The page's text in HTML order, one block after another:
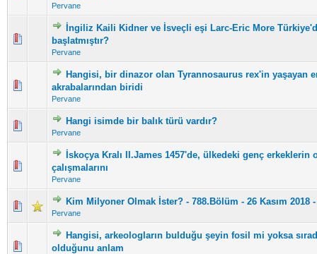
Pervane
İngiliz Kaili Kidner ve İsveçli eşi Larc-Eric More
başlatmıştır?
Pervane
5 üzerinden 0 Oy - Toplam Ortalama 0 Oy Verilmiş
Hangisi, bir dinazor olan Tyrannosaurus rex'in yaşayan
akrabalarından biridi
Pervane
5 üzerinden 0 Oy - Toplam Ortalama 0 Oy Verilmiş
Hangi isimde bir balık türü vardır?
Pervane
5 üzerinden 0 Oy - Toplam Ortalama 0 Oy Verilmiş
12 345
İskoçya Kralı II.James 1457'de, ülkedeki genç erkeklerin
çalışmalarını
Pervane
5 üzerinden 0 Oy - Toplam Ortalama 0 Oy Verilmiş
Kim Milyoner Olmak İster? - 788.Bölüm - 26 Kasım 2018 -
Pervane
5 üzerinden 0 Oy - Toplam Ortalama 0 Oy Verilmiş
1 2345
Hangisi, arkeologların bulduğu şeyin fosil mi yoksa
olduğunu anlam
5 üzerinden 0 Oy - Toplam Ortalama 0 Oy Verilmiş